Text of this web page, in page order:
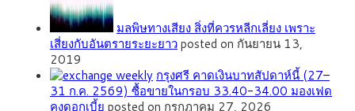
มลพิษทางเสียง สิ่งที่ควรหลีกเลี่ยง เพราะ
เสี่ยงกับอันตรายระยะยาวposted on กันยายน 13,
2019
กรุงศรี คาดเงินบาทสัปดาห์นี้ (27–
31 ก.ค. 2569) ซื้อขายในกรอบ 33.40-34.00 มองเฟด
คงดอกเบี้ย posted on กรกฎาคม 27, 2026